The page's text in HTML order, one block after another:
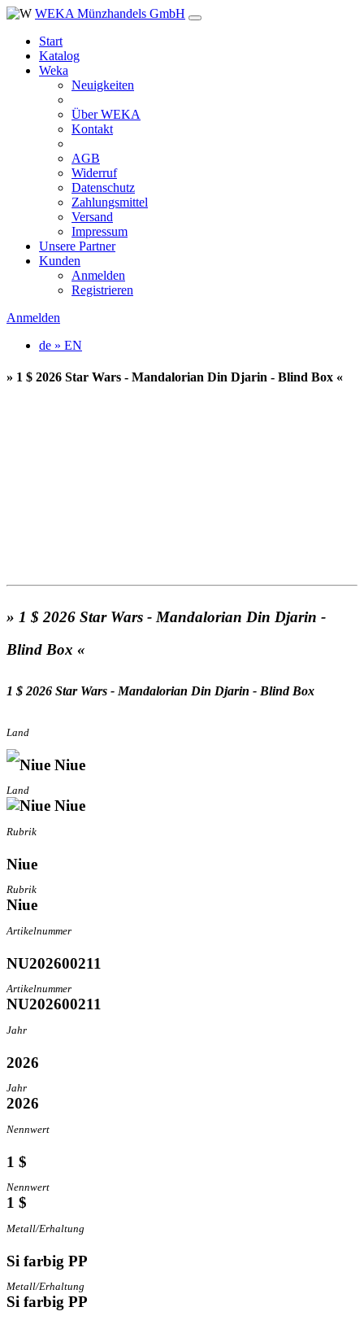
WEKA Münzhandels GmbH
Start
Katalog
Weka
Neuigkeiten
Über WEKA
Kontakt
AGB
Widerruf
Datenschutz
Zahlungsmittel
Versand
Impressum
Unsere Partner
Kunden
Anmelden
Registrieren
Anmelden
de » EN
» 1 $ 2026 Star Wars - Mandalorian Din Djarin - Blind Box «
» 1 $ 2026 Star Wars - Mandalorian Din Djarin -
Blind Box «
1 $ 2026 Star Wars - Mandalorian Din Djarin - Blind Box
Land
Niue
Land
Niue
Rubrik
Niue
Rubrik
Niue
Artikelnummer
NU202600211
Artikelnummer
NU202600211
Jahr
2026
Jahr
2026
Nennwert
1 $
Nennwert
1 $
Metall/Erhaltung
Si farbig PP
Metall/Erhaltung
Si farbig PP